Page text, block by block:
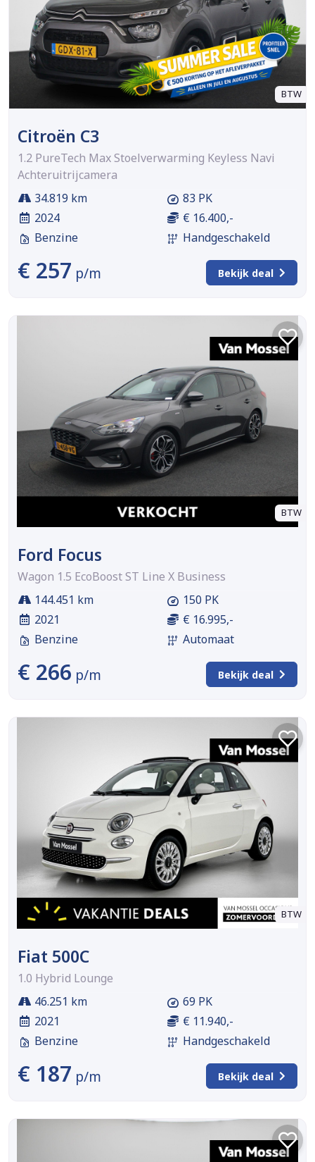
BTW
Citroën C3
1.2 PureTech Max Stoelverwarming Keyless Navi
Achteruitrijcamera
34.819 km
2024
Benzine
83 PK
€ 16.400,-
Handgeschakeld
€ 257 p/m Bekijk deal
BTW
Ford Focus
Wagon 1.5 EcoBoost ST Line X Business
144.451 km
2021
Benzine
150 PK
€ 16.995,-
Automaat
€ 266 p/m Bekijk deal
BTW
Fiat 500C
1.0 Hybrid Lounge
46.251 km
2021
Benzine
69 PK
€ 11.940,-
Handgeschakeld
€ 187 p/m Bekijk deal